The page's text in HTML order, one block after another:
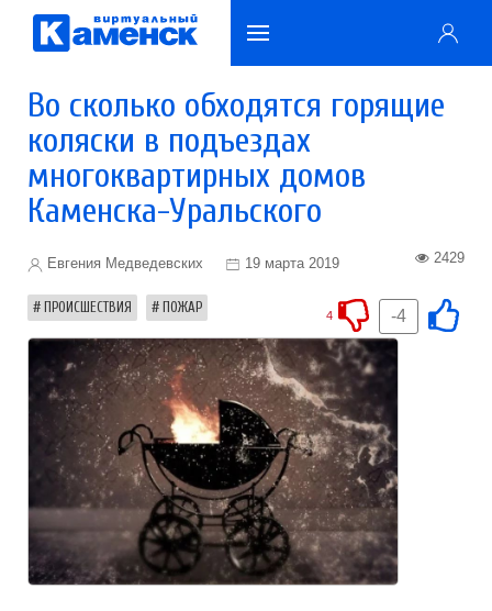
Во сколько обходятся горящие
коляски в подъездах
многоквартирных домов
Каменска-Уральского
Евгения Медведевских 19 марта 2019 2429
ПРОИСШЕСТВИЯ ПОЖАР -4
4